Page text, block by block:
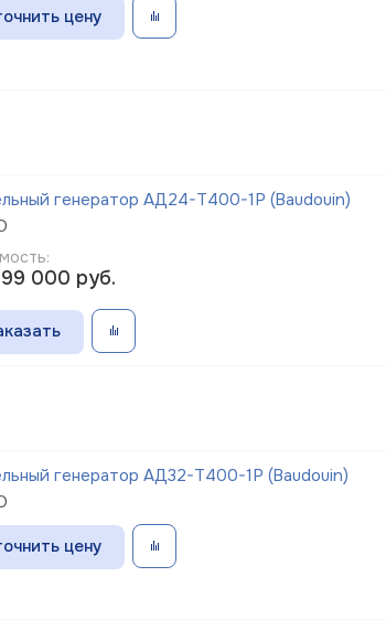
цену
генератор АД24-Т400-1Р (Baudouin)
000 руб.
генератор АД32-Т400-1Р (Baudouin)
цену